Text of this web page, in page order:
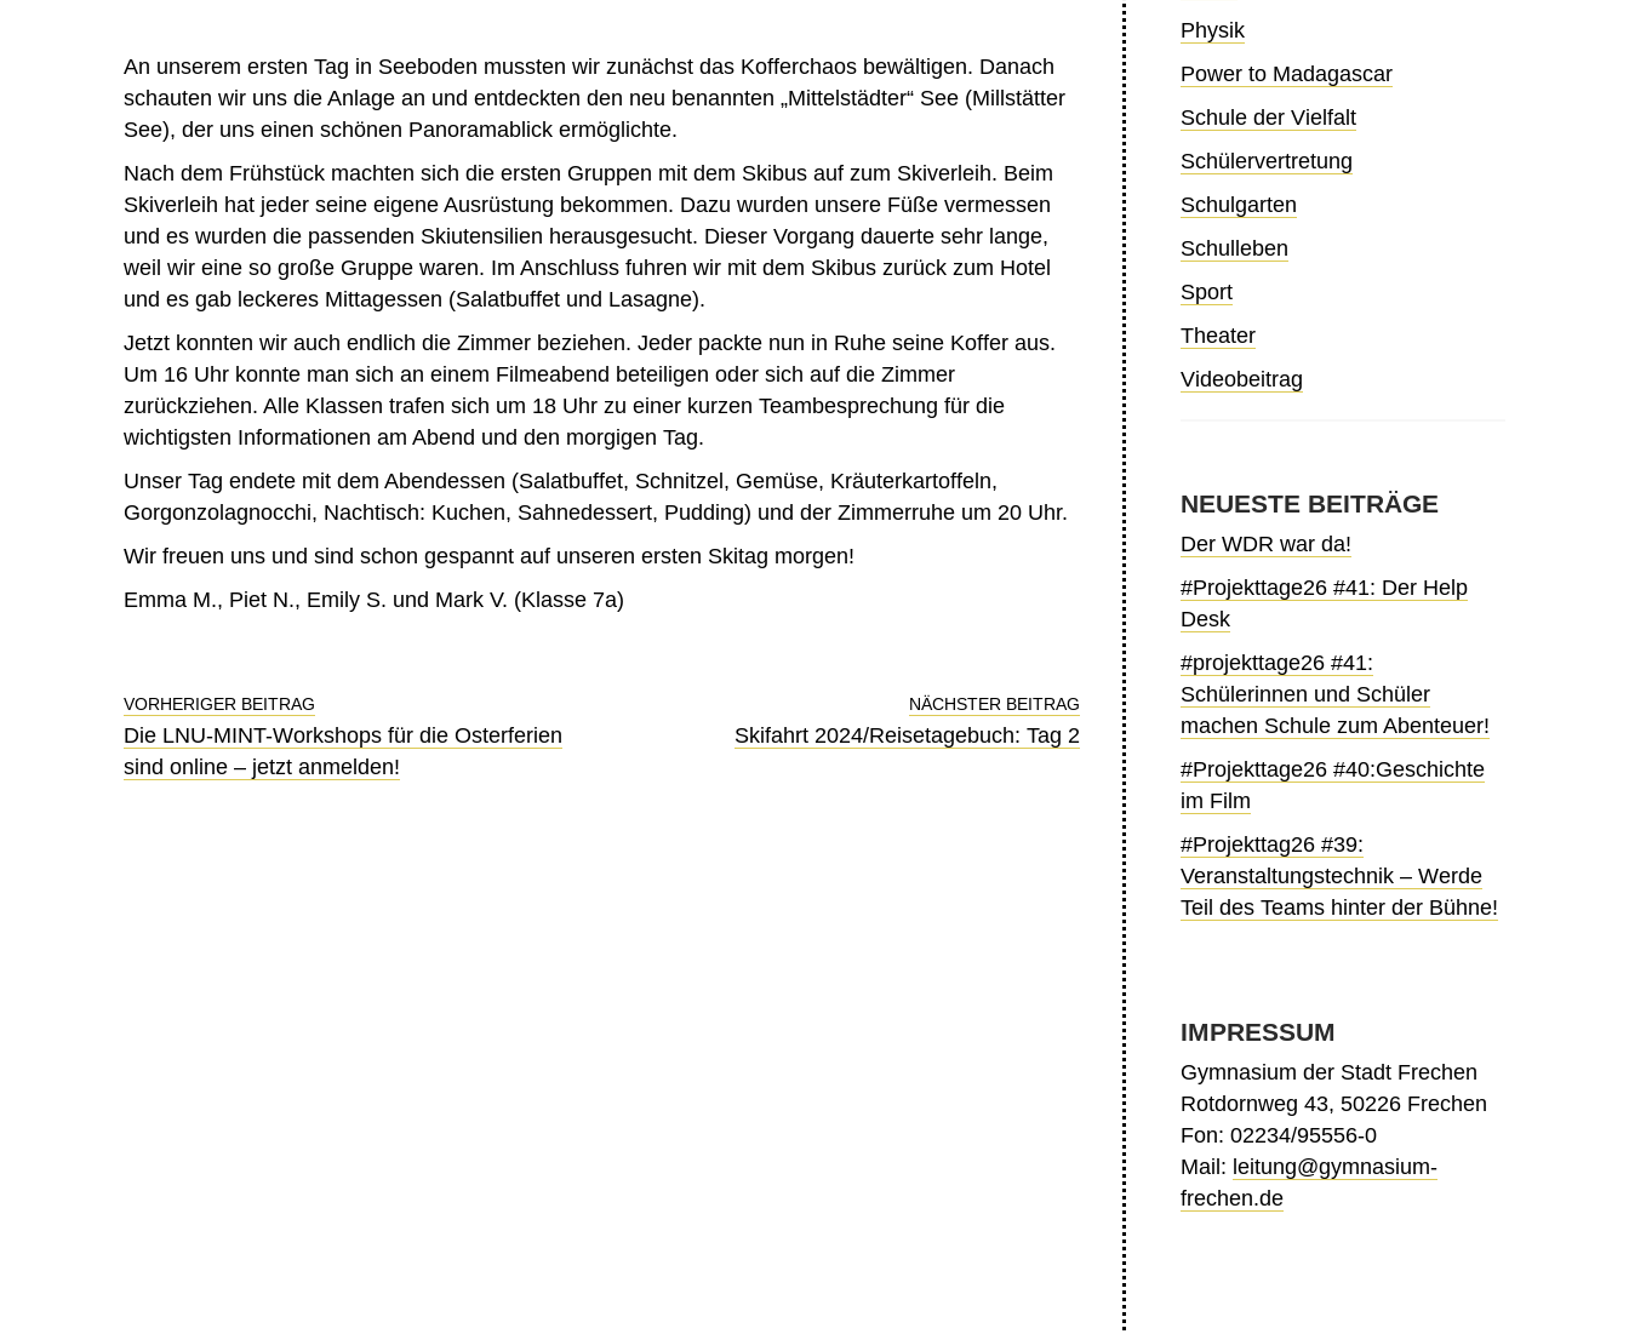
An unserem ersten Tag in Seeboden mussten wir zunächst das Kofferchaos bewältigen. Danach
schauten wir uns die Anlage an und entdeckten den neu benannten „Mittelstädter“ See (Millstätter
See), der uns einen schönen Panoramablick ermöglichte.
Nach dem Frühstück machten sich die ersten Gruppen mit dem Skibus auf zum Skiverleih. Beim
Skiverleih hat jeder seine eigene Ausrüstung bekommen. Dazu wurden unsere Füße vermessen
und es wurden die passenden Skiutensilien herausgesucht. Dieser Vorgang dauerte sehr lange,
weil wir eine so große Gruppe waren. Im Anschluss fuhren wir mit dem Skibus zurück zum Hotel
und es gab leckeres Mittagessen (Salatbuffet und Lasagne).
Jetzt konnten wir auch endlich die Zimmer beziehen. Jeder packte nun in Ruhe seine Koffer aus.
Um 16 Uhr konnte man sich an einem Filmeabend beteiligen oder sich auf die Zimmer
zurückziehen. Alle Klassen trafen sich um 18 Uhr zu einer kurzen Teambesprechung für die
wichtigsten Informationen am Abend und den morgigen Tag.
Unser Tag endete mit dem Abendessen (Salatbuffet, Schnitzel, Gemüse, Kräuterkartoffeln,
Gorgonzolagnocchi, Nachtisch: Kuchen, Sahnedessert, Pudding) und der Zimmerruhe um 20 Uhr.
Wir freuen uns und sind schon gespannt auf unseren ersten Skitag morgen!
Emma M., Piet N., Emily S. und Mark V. (Klasse 7a)
VORHERIGER BEITRAG
Die LNU-MINT-Workshops für die Osterferien
sind online – jetzt anmelden!
NÄCHSTER BEITRAG
Skifahrt 2024/Reisetagebuch: Tag 2
Physik
Power to Madagascar
Schule der Vielfalt
Schülervertretung
Schulgarten
Schulleben
Sport
Theater
Videobeitrag
NEUESTE BEITRÄGE
Der WDR war da!
#Projekttage26 #41: Der Help
Desk
#projekttage26 #41:
Schülerinnen und Schüler
machen Schule zum Abenteuer!
#Projekttage26 #40:Geschichte
im Film
#Projekttag26 #39:
Veranstaltungstechnik – Werde
Teil des Teams hinter der Bühne!
IMPRESSUM
Gymnasium der Stadt Frechen
Rotdornweg 43, 50226 Frechen
Fon: 02234/95556-0
Mail: leitung@gymnasium-
frechen.de